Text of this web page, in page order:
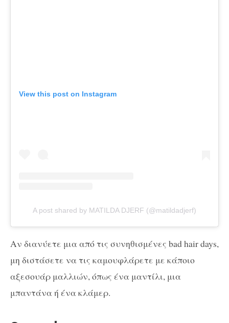
View this post on Instagram
A post shared by MATILDA DJERF (@matildadjerf)
Αν διανύετε μια από τις συνηθισμένες bad hair days,
μη διστάσετε να τις καμουφλάρετε με κάποιο
αξεσουάρ μαλλιών, όπως ένα μαντίλι, μια
μπαντάνα ή ένα κλάμερ.